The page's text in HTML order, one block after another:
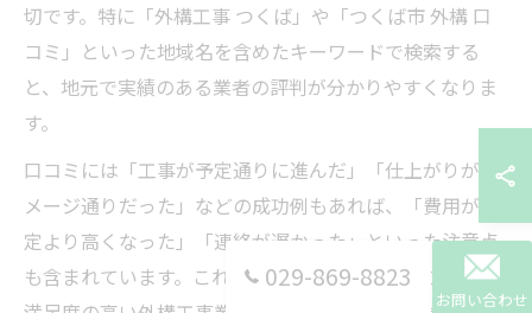
切です。特に「外構工事 つくば」や「つくば市 外構 口
コミ」といった地域名を含めたキーワードで検索する
と、地元で実績のある業者の評判が分かりやすくなりま
す。
口コミには「工事が予定通りに進んだ」「仕上がりがイ
メージ通りだった」などの成功例もあれば、「費用が想
定より高くなった」「連絡が遅かった」といった注意点
も含まれています。これらを総合的に読み解くことで、
029-869-8823
お問い合わせ